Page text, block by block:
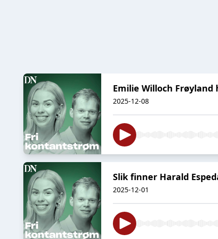
Emilie Willoch
2025-12-08
Slik finner Harald
2025-12-01